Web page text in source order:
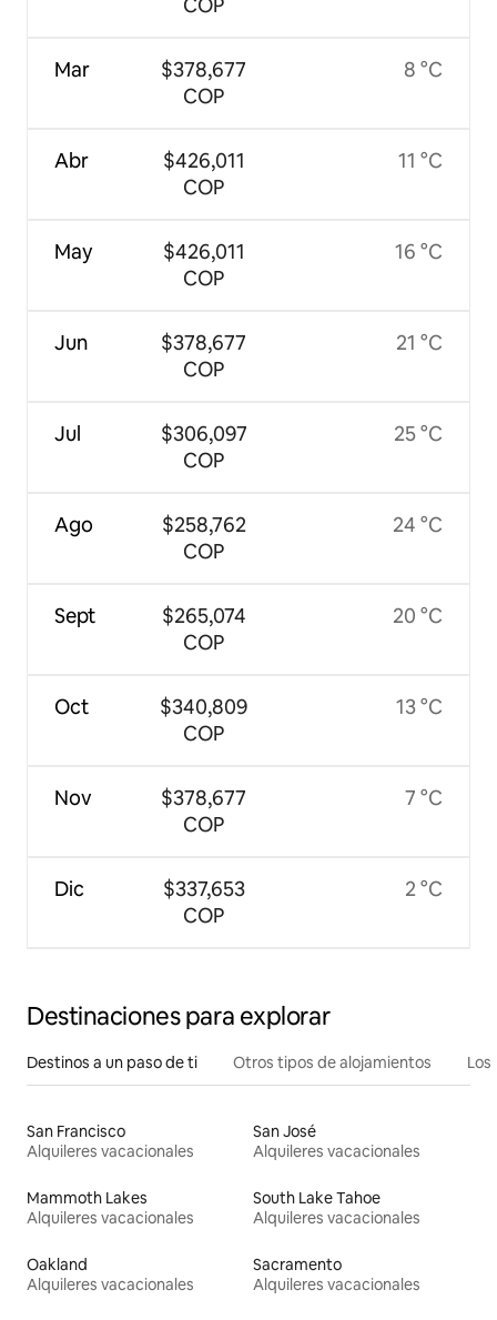
Mar
Abr
May
Jun
Jul
Ago
Sept
Oct
Nov
Dic
COP
$378,677
COP
$426,011
COP
$426,011
COP
$378,677
COP
$306,097
COP
$258,762
COP
$265,074
COP
$340,809
COP
$378,677
COP
$337,653
COP
8 °C
11 °C
16 °C
21 °C
25 °C
24 °C
20 °C
13 °C
7 °C
2 °C
Destinaciones para explorar
Destinos a un paso de ti Otros tipos de alojamientos
San Francisco
Alquileres vacacionales
San José
Alquileres vacacionales
Mammoth Lakes
Alquileres vacacionales
South Lake Tahoe
Alquileres vacacionales
Oakland
Alquileres vacacionales
Sacramento
Alquileres vacacionales